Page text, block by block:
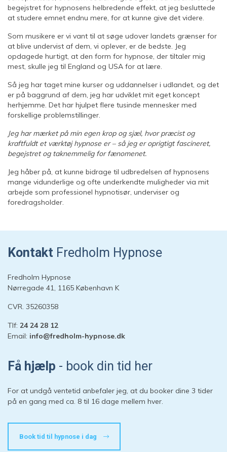
begejstret for hypnosens helbredende effekt, at jeg besluttede
at studere emnet endnu mere, for at kunne give det videre.
Som musikere er vi vant til at søge udover landets grænser for
at blive undervist af dem, vi oplever, er de bedste. Jeg
opdagede hurtigt, at den form for hypnose, der tiltaler mig
mest, skulle jeg til England og USA for at lære.
Så jeg har taget mine kurser og uddannelser i udlandet, og det
er på baggrund af dem, jeg har udviklet mit eget koncept
herhjemme. Det har hjulpet flere tusinde mennesker med
forskellige problemstillinger.
Jeg har mærket på min egen krop og sjæl, hvor præcist og
kraftfuldt et værktøj hypnose er – så jeg er oprigtigt fascineret,
begejstret og taknemmelig for fænomenet.
Jeg håber på, at kunne bidrage til udbredelsen af hypnosens
mange vidunderlige og ofte underkendte muligheder via mit
arbejde som professionel hypnotisør, underviser og
foredragsholder.
Kontakt Fredholm Hypnose
Fredholm Hypnose
Nørregade 41, 1165 København K
CVR. 35260358
Tlf: 24 24 28 12
Email: info@fredholm-hypnose.dk
Få hjælp - book din tid her
For at undgå ventetid anbefaler jeg, at du booker dine 3 tider
på en gang med ca. 8 til 16 dage mellem hver.
Book tid til hypnose i dag
Hej 👋
Start en ny samtale
Har du et spørgsmål? Start en ny samtale
Kontaktinformation
Booking